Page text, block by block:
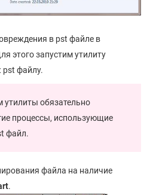
в pst файле в
этого запустим утилиту
pst файлу.
утилиты обязательно
процессы, использующие
файл.
файла на наличие
.